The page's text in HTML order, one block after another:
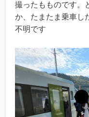
撮ったもものです。
か、たまたま乗車し
不明です